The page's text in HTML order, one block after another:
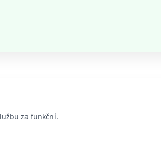
za funkční.